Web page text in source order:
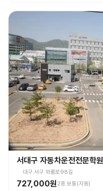
서대구 자동차운전전문학원
대구 서구 와룡로98길
727,000원 2종 보통(자동)